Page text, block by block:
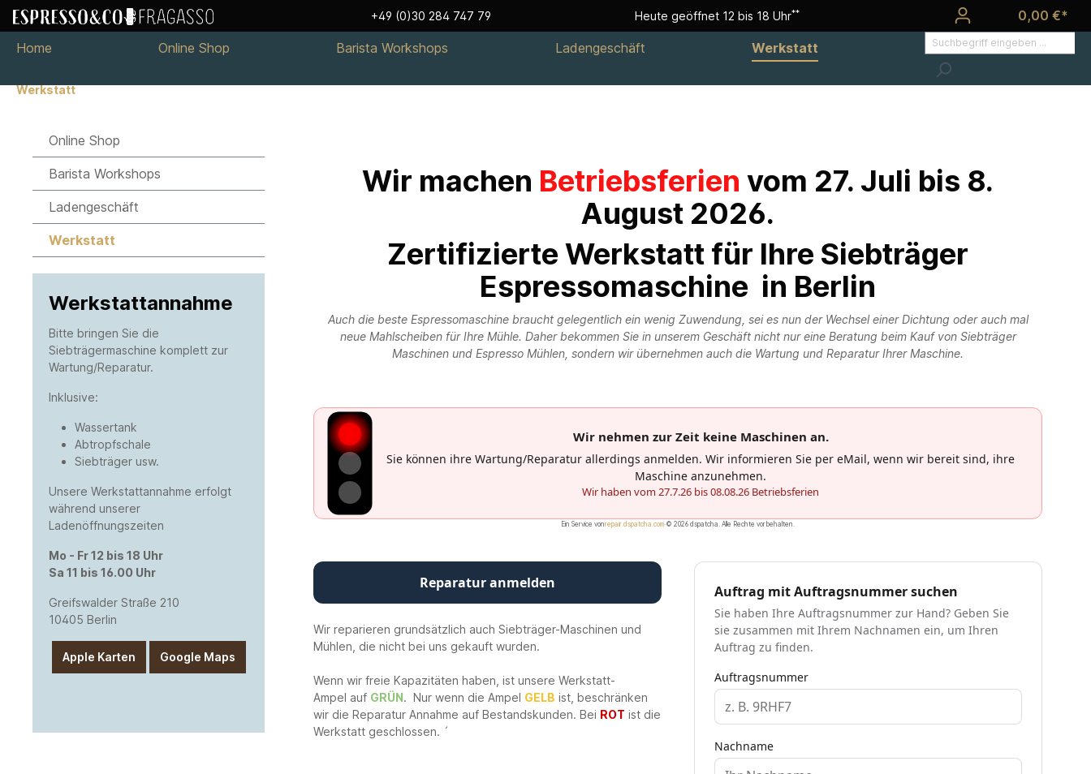
+49 (0)30 284 747 79 Heute geöffnet 12 bis 18 Uhr**
0,00 €*
Home
Online Shop Barista Workshops Ladengeschäft Werkstatt
Werkstatt
Online Shop
Barista Workshops
Ladengeschäft
Werkstatt
Werkstattannahme
Bitte bringen Sie die
Siebträgermaschine komplett zur
Wartung/Reparatur.
Inklusive:
Wassertank
Abtropfschale
Siebträger usw.
Unsere Werkstattannahme erfolgt
während unserer
Ladenöffnungszeiten
Mo - Fr 12 bis 18 Uhr
Sa 11 bis 16.00 Uhr
Greifswalder Straße 210
10405 Berlin
Apple Karten Google Maps
Wir machen Betriebsferien vom 27. Juli bis 8.
August 2026.
Zertifizierte Werkstatt für Ihre Siebträger
Espressomaschine in Berlin
Auch die beste Espressomaschine braucht gelegentlich ein wenig Zuwendung, sei es nun der Wechsel einer Dichtung oder auch mal
neue Mahlscheiben für Ihre Mühle. Daher bekommen Sie in unserem Geschäft nicht nur eine Beratung beim Kauf von Siebträger
Maschinen und Espresso Mühlen, sondern wir übernehmen auch die Wartung und Reparatur Ihrer Maschine.
Ein Service vonrepair.dspatcha.com·© 2026 dspatcha. Alle Rechte vorbehalten.
Wir reparieren grundsätzlich auch Siebträger-Maschinen und
Mühlen, die nicht bei uns gekauft wurden.
Wenn wir freie Kapazitäten haben, ist unsere Werkstatt-
Ampel auf GRÜN. Nur wenn die Ampel GELB ist, beschränken
wir die Reparatur Annahme auf Bestandskunden. Bei ROT ist die
Werkstatt geschlossen. ´